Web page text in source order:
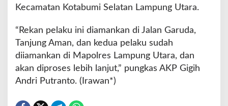
Kecamatan Kotabumi Selatan Lampung Utara.
“Rekan pelaku ini diamankan di Jalan Garuda,
Tanjung Aman, dan kedua pelaku sudah
diiamankan di Mapolres Lampung Utara, dan
akan diproses lebih lanjut,” pungkas AKP Gigih
Andri Putranto. (Irawan*)